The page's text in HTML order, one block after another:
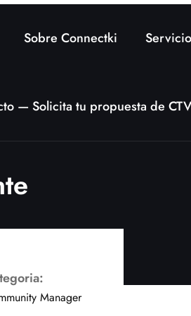
Sobre Connectki
— Solicita tu propuesta de
Manager